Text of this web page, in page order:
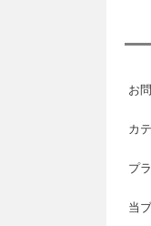
お
カ
プ
当